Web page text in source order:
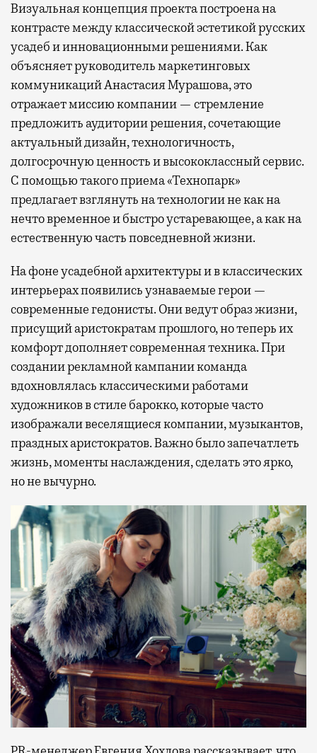
Визуальная концепция проекта построена на
контрасте между классической эстетикой русских
усадеб и инновационными решениями. Как
объясняет руководитель маркетинговых
коммуникаций Анастасия Мурашова, это
отражает миссию компании — стремление
предложить аудитории решения, сочетающие
актуальный дизайн, технологичность,
долгосрочную ценность и высококлассный сервис.
С помощью такого приема «Технопарк»
предлагает взглянуть на технологии не как на
нечто временное и быстро устаревающее, а как на
естественную часть повседневной жизни.
На фоне усадебной архитектуры и в классических
интерьерах появились узнаваемые герои —
современные гедонисты. Они ведут образ жизни,
присущий аристократам прошлого, но теперь их
комфорт дополняет современная техника. При
создании рекламной кампании команда
вдохновлялась классическими работами
художников в стиле барокко, которые часто
изображали веселящиеся компании, музыкантов,
праздных аристократов. Важно было запечатлеть
жизнь, моменты наслаждения, сделать это ярко,
но не вычурно.